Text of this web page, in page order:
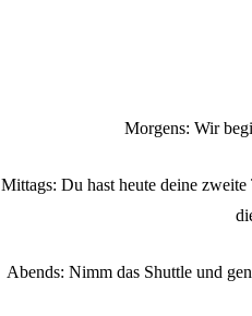
Morgens: Wir
Mittags: Du hast heute deine
Abends: Nimm das Shuttle und